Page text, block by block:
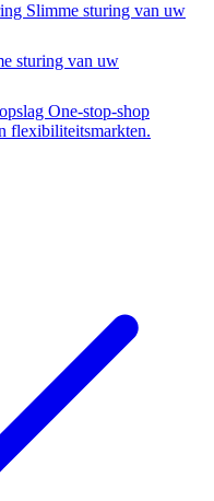
Slimme sturing van uw
sturing van uw
One-stop-shop
flexibiliteitsmarkten.